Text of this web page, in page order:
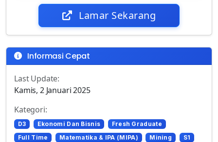
Lamar Sekarang
Informasi Cepat
Last Update:
Kamis, 2 Januari 2025
Kategori:
D3 Ekonomi Dan Bisnis
Fresh Graduate
Full Time
Matematika & IPA (MIPA) Mining
S1